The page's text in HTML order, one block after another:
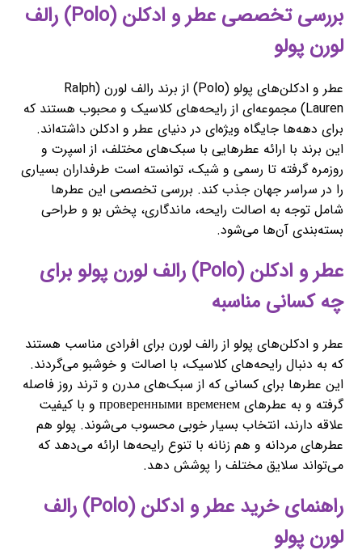
بررسی تخصصی عطر و ادکلن (Polo) رالف
لورن پولو
عطر و ادکلن‌های پولو (Polo) از برند رالف لورن (Ralph
Lauren) مجموعه‌ای از رایحه‌های کلاسیک و محبوب هستند که
برای دهه‌ها جایگاه ویژه‌ای در دنیای عطر و ادکلن داشته‌اند.
این برند با ارائه عطرهایی با سبک‌های مختلف، از اسپرت و
روزمره گرفته تا رسمی و شیک، توانسته است طرفداران بسیاری
را در سراسر جهان جذب کند. بررسی تخصصی این عطرها
شامل توجه به اصالت رایحه، ماندگاری، پخش بو و طراحی
بسته‌بندی آن‌ها می‌شود.
عطر و ادکلن (Polo) رالف لورن پولو برای
چه کسانی مناسبه
عطر و ادکلن‌های پولو از رالف لورن برای افرادی مناسب هستند
که به دنبال رایحه‌های کلاسیک، با اصالت و خوشبو می‌گردند.
این عطرها برای کسانی که از سبک‌های مدرن و ترند روز فاصله
گرفته و به عطرهای проверенными временем و با کیفیت
علاقه دارند، انتخاب بسیار خوبی محسوب می‌شوند. پولو هم
عطرهای مردانه و هم زنانه با تنوع رایحه‌ها ارائه می‌دهد که
می‌تواند سلایق مختلف را پوشش دهد.
راهنمای خرید عطر و ادکلن (Polo) رالف
لورن پولو